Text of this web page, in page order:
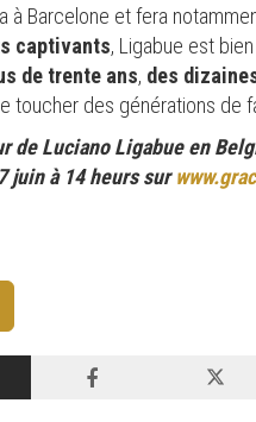
à Barcelone et fera
captivants, Ligabue est
de trente ans, des
toucher des générations de
de Luciano Ligabue en
juin à 14 heurs sur